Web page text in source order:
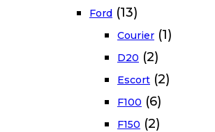
Ford (13)
Courier (1)
D20 (2)
Escort (2)
F100 (6)
F150 (2)